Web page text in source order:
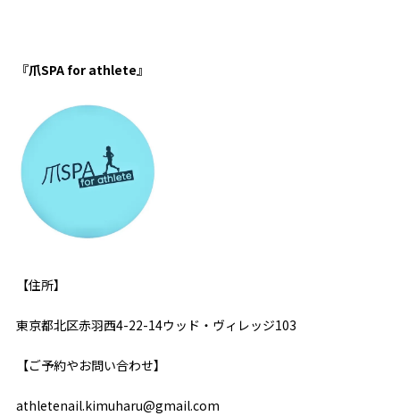
『爪SPA for athlete』
【住所】
東京都北区赤羽西4-22-14ウッド・ヴィレッジ103
【ご予約やお問い合わせ】
athletenail.kimuharu@gmail.com